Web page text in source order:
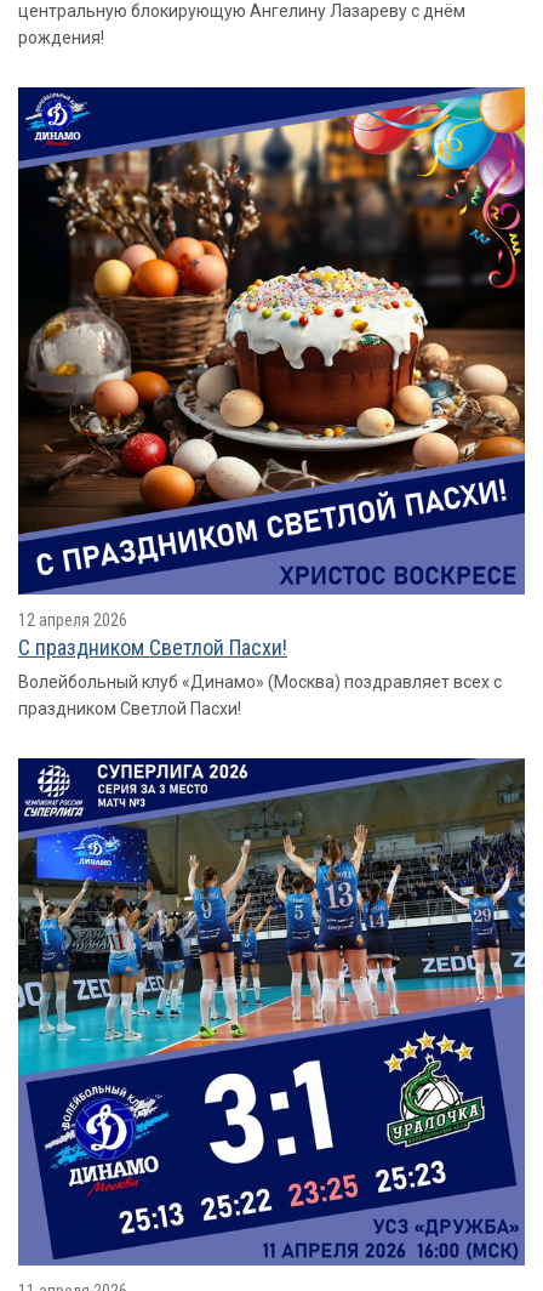
центральную блокирующую Ангелину Лазареву с днём
рождения!
12 апреля 2026
С праздником Светлой Пасхи!
Волейбольный клуб «Динамо» (Москва) поздравляет всех с
праздником Светлой Пасхи!